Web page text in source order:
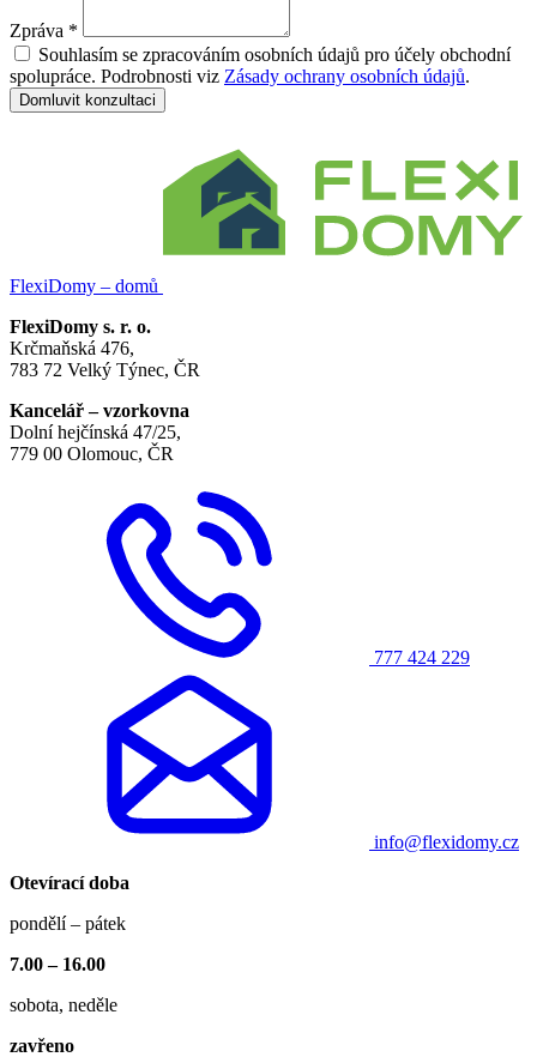
Zpráva *
Souhlasím se zpracováním osobních údajů pro účely obchodní
spolupráce. Podrobnosti viz Zásady ochrany osobních údajů.
Domluvit konzultaci
FlexiDomy – domů
FlexiDomy s. r. o.
Krčmaňská 476,
783 72 Velký Týnec, ČR
Kancelář – vzorkovna
Dolní hejčínská 47/25,
779 00 Olomouc, ČR
777 424 229
info@flexidomy.cz
Otevírací doba
pondělí – pátek
7.00 – 16.00
sobota, neděle
zavřeno